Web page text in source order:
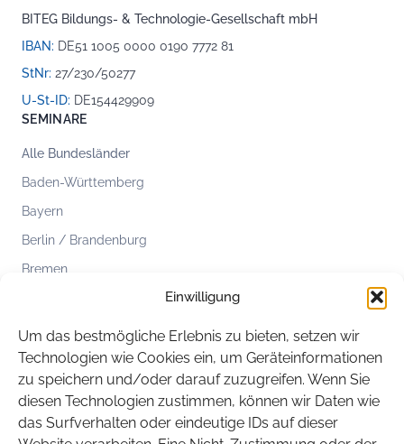
Einwilligung
Um das bestmögliche Erlebnis zu bieten, setzen wir
Technologien wie Cookies ein, um Geräteinformationen
zu speichern und/oder darauf zuzugreifen. Wenn Sie
diesen Technologien zustimmen, können wir Daten wie
das Surfverhalten oder eindeutige IDs auf dieser
BITEG Bildungs- & Technologie-Gesellschaft mbH
IBAN: DE51 1005 0000 0190 7772 81
StNr: 27/230/50277
U-St-ID: DE154429909
SEMINARE
Alle Bundesländer
Baden-Württemberg
Bayern
Berlin / Brandenburg
Bremen
Mecklenburg-Vorpommern
Niedersachsen
Nordrhein-Westfalen